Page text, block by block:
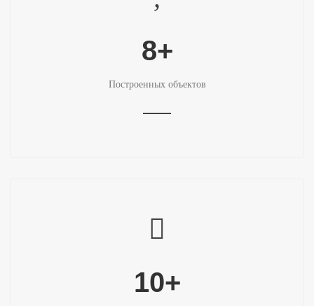
8+
Построенных объектов
10+